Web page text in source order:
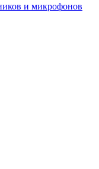
и микрофонов